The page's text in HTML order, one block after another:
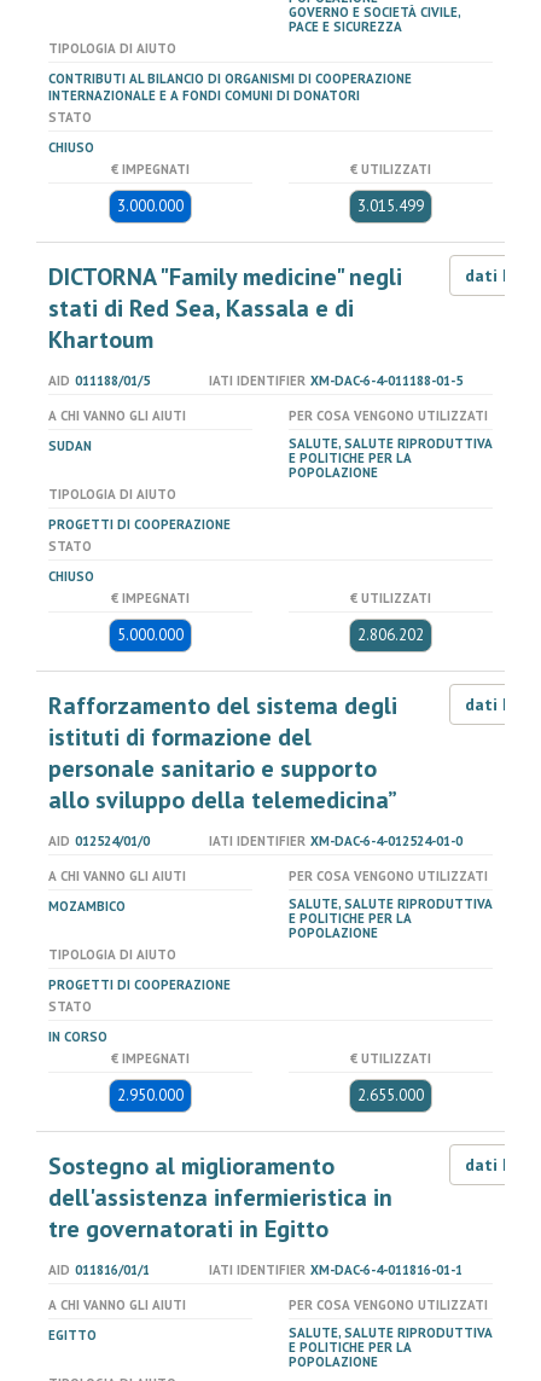
GOVERNO E SOCIETÀ CIVILE,
PACE E SICUREZZA
TIPOLOGIA DI AIUTO
CONTRIBUTI AL BILANCIO DI ORGANISMI DI COOPERAZIONE
INTERNAZIONALE E A FONDI COMUNI DI DONATORI
STATO
CHIUSO
€ IMPEGNATI
3.000.000
€ UTILIZZATI
3.015.499
DICTORNA "Family medicine" negli
stati di Red Sea, Kassala e di
Khartoum
dati LOD
AID 011188/01/5 IATI IDENTIFIER XM-DAC-6-4-011188-01-5
A CHI VANNO GLI AIUTI
SUDAN
PER COSA VENGONO UTILIZZATI
SALUTE, SALUTE RIPRODUTTIVA
E POLITICHE PER LA
POPOLAZIONE
TIPOLOGIA DI AIUTO
PROGETTI DI COOPERAZIONE
STATO
CHIUSO
€ IMPEGNATI
5.000.000
€ UTILIZZATI
2.806.202
Rafforzamento del sistema degli
istituti di formazione del
personale sanitario e supporto
allo sviluppo della telemedicina”
dati LOD
AID 012524/01/0 IATI IDENTIFIER XM-DAC-6-4-012524-01-0
A CHI VANNO GLI AIUTI
MOZAMBICO
PER COSA VENGONO UTILIZZATI
SALUTE, SALUTE RIPRODUTTIVA
E POLITICHE PER LA
POPOLAZIONE
TIPOLOGIA DI AIUTO
PROGETTI DI COOPERAZIONE
STATO
IN CORSO
€ IMPEGNATI
2.950.000
€ UTILIZZATI
2.655.000
Sostegno al miglioramento
dell'assistenza infermieristica in
tre governatorati in Egitto
dati LOD
AID 011816/01/1 IATI IDENTIFIER XM-DAC-6-4-011816-01-1
A CHI VANNO GLI AIUTI
EGITTO
PER COSA VENGONO UTILIZZATI
SALUTE, SALUTE RIPRODUTTIVA
E POLITICHE PER LA
POPOLAZIONE